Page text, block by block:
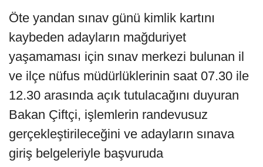
Öte yandan sınav günü kimlik kartını
kaybeden adayların mağduriyet
yaşamaması için sınav merkezi bulunan il
ve ilçe nüfus müdürlüklerinin saat 07.30 ile
12.30 arasında açık tutulacağını duyuran
Bakan Çiftçi, işlemlerin randevusuz
gerçekleştirileceğini ve adayların sınava
giriş belgeleriyle başvuruda